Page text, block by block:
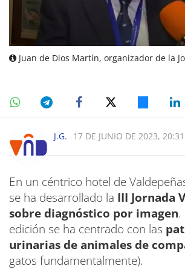
Juan de Dios Martín, organizador de la
J.G. 17 DE JUNIO DE 2023, 20:31
En un céntrico hotel de
se ha desarrollado la III Jornada
sobre diagnóstico por imagen.
edición se ha centrado con las
urinarias de animales de
gatos fundamentalmente).